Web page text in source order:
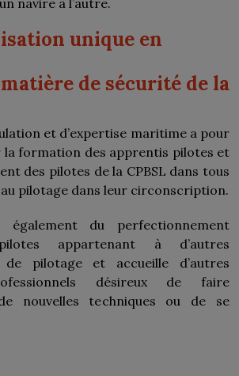
unique en
de sécurité de la
et d’expertise maritime a pour
la formation des apprentis pilotes et
des pilotes de la CPBSL dans tous
pilotage dans leur circonscription.
du perfectionnement
appartenant à d’autres
de pilotage et accueille d’autres
désireux de faire
nouvelles techniques ou de se